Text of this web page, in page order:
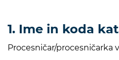
1. Ime in koda
Procesničar/procesničarka